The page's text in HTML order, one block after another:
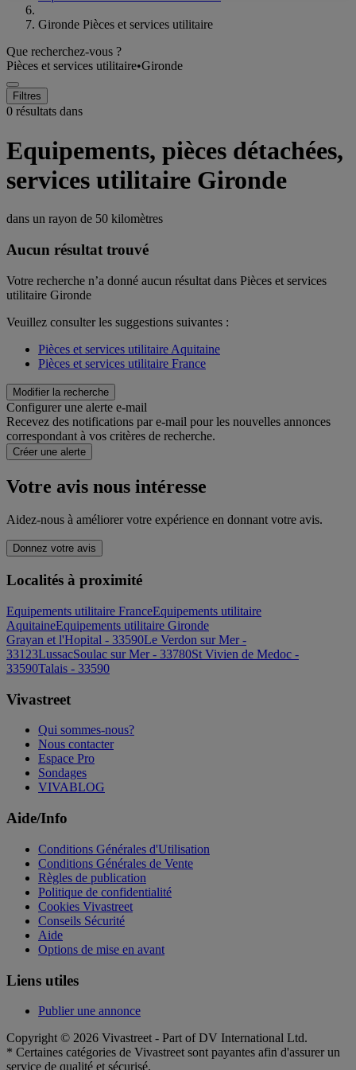
Gironde Pièces et services utilitaire
Que recherchez-vous ?
Pièces et services utilitaire•Gironde
Filtres
0 résultats dans
Equipements, pièces détachées,
services utilitaire Gironde
dans un rayon de 50 kilomètres
Aucun résultat trouvé
Votre recherche n’a donné aucun résultat dans Pièces et services
utilitaire Gironde
Veuillez consulter les suggestions suivantes :
Pièces et services utilitaire Aquitaine
Pièces et services utilitaire France
Modifier la recherche
Configurer une alerte e-mail
Recevez des notifications par e-mail pour les nouvelles annonces
correspondant à vos critères de recherche.
Créer une alerte
Votre avis nous intéresse
Aidez-nous à améliorer votre expérience en donnant votre avis.
Donnez votre avis
Localités à proximité
Equipements utilitaire FranceEquipements utilitaire
AquitaineEquipements utilitaire Gironde
Grayan et l'Hopital - 33590Le Verdon sur Mer -
33123LussacSoulac sur Mer - 33780St Vivien de Medoc -
33590Talais - 33590
Vivastreet
Qui sommes-nous?
Nous contacter
Espace Pro
Sondages
VIVABLOG
Aide/Info
Conditions Générales d'Utilisation
Conditions Générales de Vente
Règles de publication
Politique de confidentialité
Cookies Vivastreet
Conseils Sécurité
Aide
Options de mise en avant
Liens utiles
Publier une annonce
Copyright © 2026 Vivastreet - Part of DV International Ltd.
* Certaines catégories de Vivastreet sont payantes afin d'assurer un
service de qualité et sécurisé.